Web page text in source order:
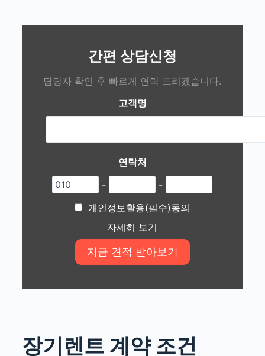
간편 상담신청
담당자 확인 후 빠르게 연락 드리겠습니다.
고객명
연락처
-
-
개인정보활용(필수)동의
자세히 보기
장기렌트 계약 조건